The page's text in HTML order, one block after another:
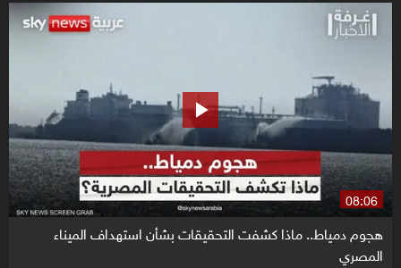
08:06
هجوم دمياط.. ماذا كشفت التحقيقات بشأن استهداف الميناء
المصري